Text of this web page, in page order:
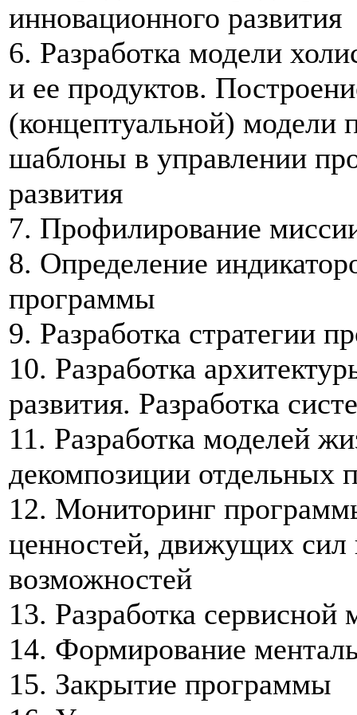
инновационного развития
6. Разработка модели
и ее продуктов.
(концептуальной)
шаблоны в управлении
развития
7. Профилирование
8. Определение
программы
9. Разработка стратегии
10. Разработка
развития. Разработка
11. Разработка моделей
декомпозиции отдельных
12. Мониторинг
ценностей, движущих сил
возможностей
13. Разработка
14. Формирование
15. Закрытие программы